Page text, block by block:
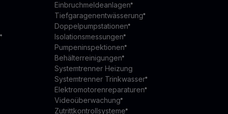
Einbruchmeldeanlagen
Tiefgaragenentwässerung
Doppelpumpstationen
Isolationsmessungen
Pumpeninspektionen
Behälterreinigungen
Systemtrenner Heizung
Systemtrenner Trinkwasser
Elektromotorenreparaturen
Videoüberwachung
Zutrittkontrollsysteme